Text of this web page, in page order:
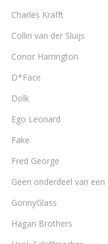
Charles Krafft
Collin van der Sluijs
Conor Harrington
D*Face
Dolk
Ego Leonard
Fake
Fred George
Geen onderdeel van
GonnyGlass
Hagan Brothers